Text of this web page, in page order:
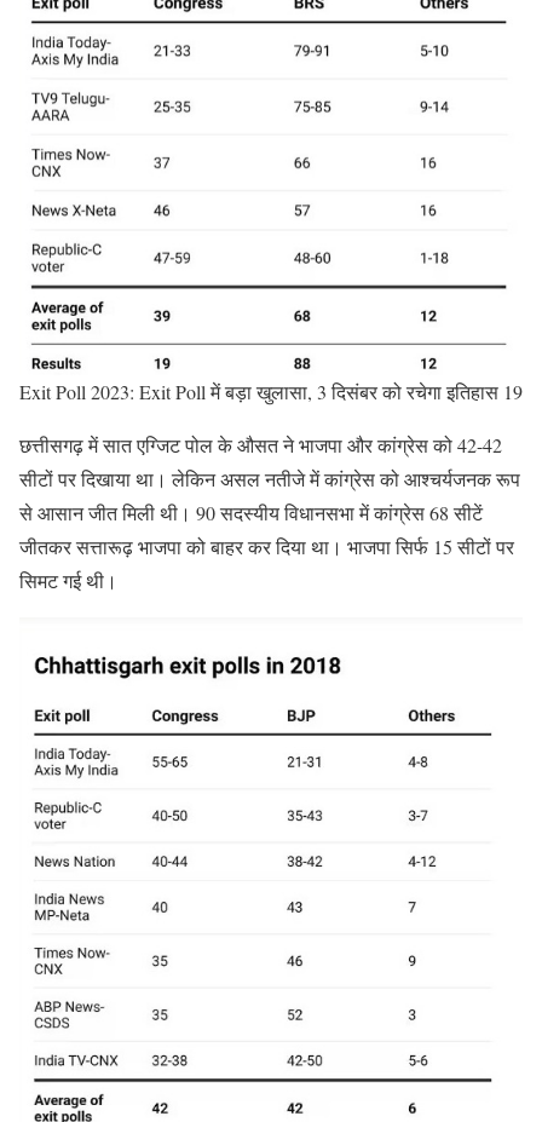
Exit Poll 2023: Exit Poll में बड़ा खुलासा, 3 दिसंबर को रचेगा इतिहास 19
छत्तीसगढ़ में सात एग्जिट पोल के औसत ने भाजपा और कांग्रेस को 42-42
सीटों पर दिखाया था। लेकिन असल नतीजे में कांग्रेस को आश्चर्यजनक रूप
से आसान जीत मिली थी। 90 सदस्यीय विधानसभा में कांग्रेस 68 सीटें
जीतकर सत्तारूढ़ भाजपा को बाहर कर दिया था। भाजपा सिर्फ 15 सीटों पर
सिमट गई थी।